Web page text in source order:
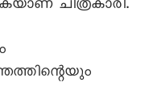
ചിത്രകാരി.